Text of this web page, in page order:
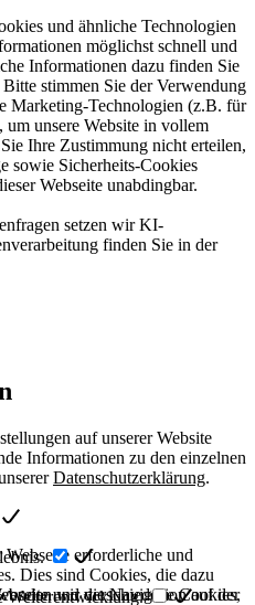
und ähnliche Technologien
möglichst schnell und
Informationen dazu finden Sie
Bitte stimmen Sie der Verwendung
Marketing-Technologien (z.B. für
unsere Website in vollem
Ihre Zustimmung nicht erteilen,
sowie Sicherheits-Cookies
Webseite unabdingbar.
setzen wir KI-
finden Sie in der
auf unserer Website
Informationen zu den einzelnen
Datenschutzerklärung.
erforderliche und
Dies sind Cookies, die dazu
und die Navigation auf der
wir verschiedene Cookies,
Weiterentwicklung.